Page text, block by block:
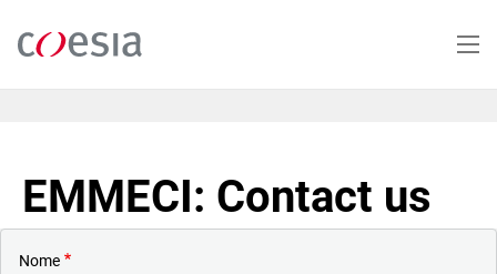
contenuto
EMMECI: Contact us
Nome